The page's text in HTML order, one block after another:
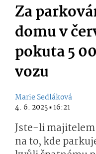
Za
domu v
pokuta 5
vozu
Marie Sedláková
4. 6. 2025 ▪ 16:21
Jste-li
na to, kde